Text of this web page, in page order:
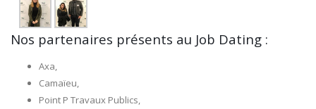
Nos partenaires présents au Job Dating :
Axa,
Camaïeu,
Point P Travaux Publics,